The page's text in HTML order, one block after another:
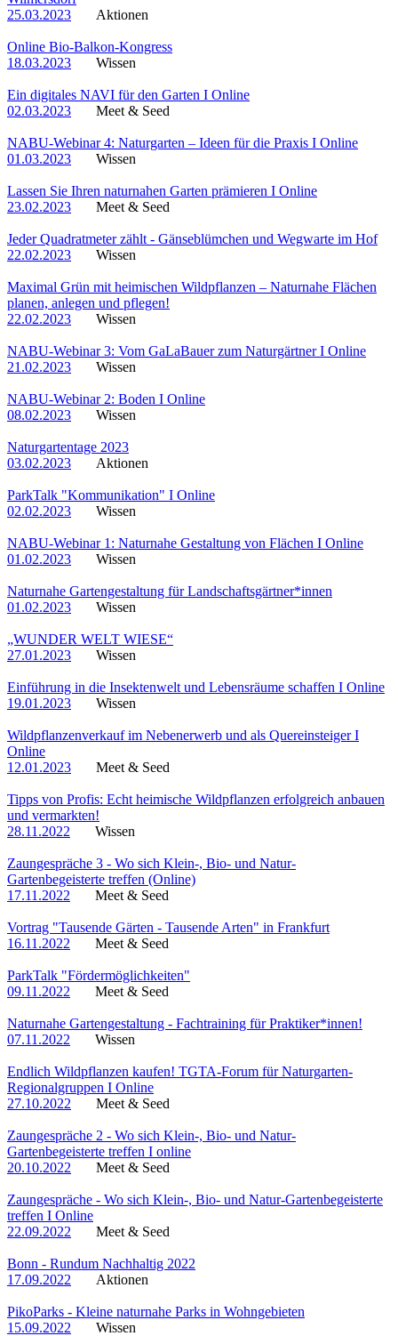
25.03.2023
Aktionen
Online Bio-Balkon-Kongress
18.03.2023
Wissen
Ein digitales NAVI für den Garten I Online
02.03.2023
Meet & Seed
NABU-Webinar 4: Naturgarten – Ideen für die Praxis I Online
01.03.2023
Wissen
Lassen Sie Ihren naturnahen Garten prämieren I Online
23.02.2023
Meet & Seed
Jeder Quadratmeter zählt - Gänseblümchen und Wegwarte im Hof
22.02.2023
Wissen
Maximal Grün mit heimischen Wildpflanzen – Naturnahe Flächen
planen, anlegen und pflegen!
22.02.2023
Wissen
NABU-Webinar 3: Vom GaLaBauer zum Naturgärtner I Online
21.02.2023
Wissen
NABU-Webinar 2: Boden I Online
08.02.2023
Wissen
Naturgartentage 2023
03.02.2023
Aktionen
ParkTalk "Kommunikation" I Online
02.02.2023
Wissen
NABU-Webinar 1: Naturnahe Gestaltung von Flächen I Online
01.02.2023
Wissen
Naturnahe Gartengestaltung für Landschaftsgärtner*innen
01.02.2023
Wissen
„WUNDER WELT WIESE“
27.01.2023
Wissen
Einführung in die Insektenwelt und Lebensräume schaffen I Online
19.01.2023
Wissen
Wildpflanzenverkauf im Nebenerwerb und als Quereinsteiger I
Online
12.01.2023
Meet & Seed
Tipps von Profis: Echt heimische Wildpflanzen erfolgreich anbauen
und vermarkten!
28.11.2022
Wissen
Zaungespräche 3 - Wo sich Klein-, Bio- und Natur-
Gartenbegeisterte treffen (Online)
17.11.2022
Meet & Seed
Vortrag "Tausende Gärten - Tausende Arten" in Frankfurt
16.11.2022
Meet & Seed
ParkTalk "Fördermöglichkeiten"
09.11.2022
Meet & Seed
Naturnahe Gartengestaltung - Fachtraining für Praktiker*innen!
07.11.2022
Wissen
Endlich Wildpflanzen kaufen! TGTA-Forum für Naturgarten-
Regionalgruppen I Online
27.10.2022
Meet & Seed
Zaungespräche 2 - Wo sich Klein-, Bio- und Natur-
Gartenbegeisterte treffen I online
20.10.2022
Meet & Seed
Zaungespräche - Wo sich Klein-, Bio- und Natur-Gartenbegeisterte
treffen I Online
22.09.2022
Meet & Seed
Bonn - Rundum Nachhaltig 2022
17.09.2022
Aktionen
PikoParks - Kleine naturnahe Parks in Wohngebieten
15.09.2022
Wissen